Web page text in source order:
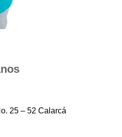
25 – 52 Calarcá